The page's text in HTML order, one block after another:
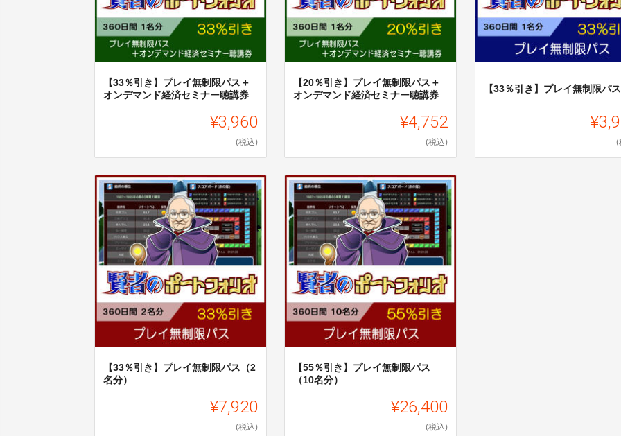
【33％引き】プレイ無制限パス＋
オンデマンド経済セミナー聴講券
¥3,960
(税込)
【20％引き】プレイ無制限パス＋
オンデマンド経済セミナー聴講券
¥4,752
(税込)
【33％引き】プレイ無制限パス
(
【33％引き】プレイ無制限パス（2
名分）
¥7,920
(税込)
【55％引き】プレイ無制限パス
（10名分）
¥26,400
(税込)